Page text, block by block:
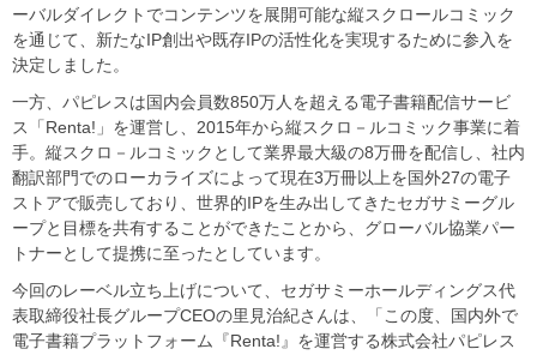
ーバルダイレクトでコンテンツを展開可能な縦スクロールコミック
を通じて、新たなIP創出や既存IPの活性化を実現するために参入を
決定しました。
一方、パピレスは国内会員数850万人を超える電子書籍配信サービ
ス「Renta!」を運営し、2015年から縦スクロ－ルコミック事業に着
手。縦スクロ－ルコミックとして業界最大級の8万冊を配信し、社内
翻訳部門でのローカライズによって現在3万冊以上を国外27の電子
ストアで販売しており、世界的IPを生み出してきたセガサミーグル
ープと目標を共有することができたことから、グローバル協業パー
トナーとして提携に至ったとしています。
今回のレーベル立ち上げについて、セガサミーホールディングス代
表取締役社長グループCEOの里見治紀さんは、「この度、国内外で
電子書籍プラットフォーム『Renta!』を運営する株式会社パピレス